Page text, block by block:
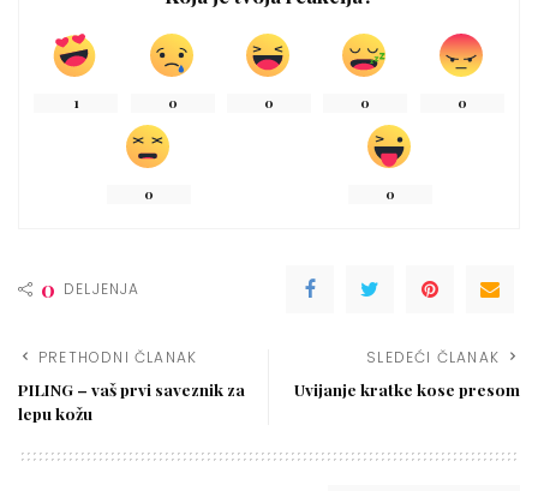
1 0 0 0 0
0 0
0 DELJENJA
PRETHODNI ČLANAK
PILING – vaš prvi saveznik za
lepu kožu
SLEDEĆI ČLANAK
Uvijanje kratke kose presom